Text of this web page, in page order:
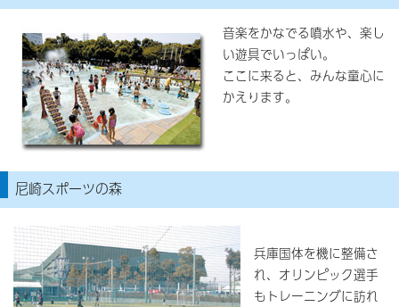
音楽をかなでる噴水や、楽し
い遊具でいっぱい。
ここに来ると、みんな童心に
かえります。
尼崎スポーツの森
兵庫国体を機に整備さ
れ、オリンピック選手
もトレーニングに訪れ